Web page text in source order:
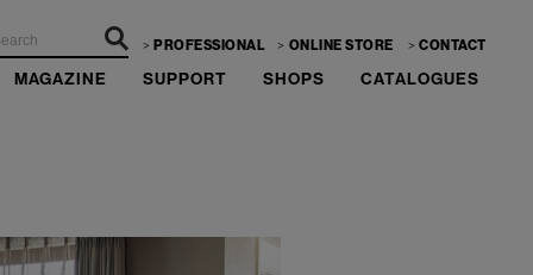
PROFESSIONAL ONLINE STORE CONTACT
MAGAZINE SUPPORT SHOPS CATALOGUES